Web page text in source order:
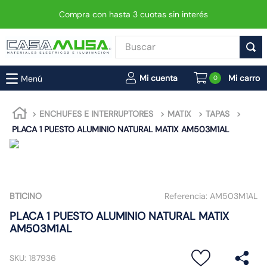
Compra con hasta 3 cuotas sin interés
Buscar
0
ENCHUFES E INTERRUPTORES MATIX
TAPAS
PLACA 1 PUESTO ALUMINIO NATURAL MATIX AM503M1AL
BTICINO Referencia: AM503M1AL
PLACA 1 PUESTO ALUMINIO NATURAL MATIX
AM503M1AL
SKU: 187936
TÉRMINOS MÁS BUSCADOS
1.
enchufe
2.
interruptor
3.
foco
matixgo
7.
foco led
proyector led